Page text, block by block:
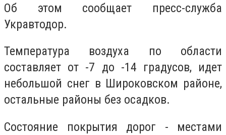
Об этом сообщает пресс-служба
Укравтодор.
Температура воздуха по области
составляет от -7 до -14 градусов, идет
небольшой снег в Широковском районе,
остальные районы без осадков.
Состояние покрытия дорог - местами